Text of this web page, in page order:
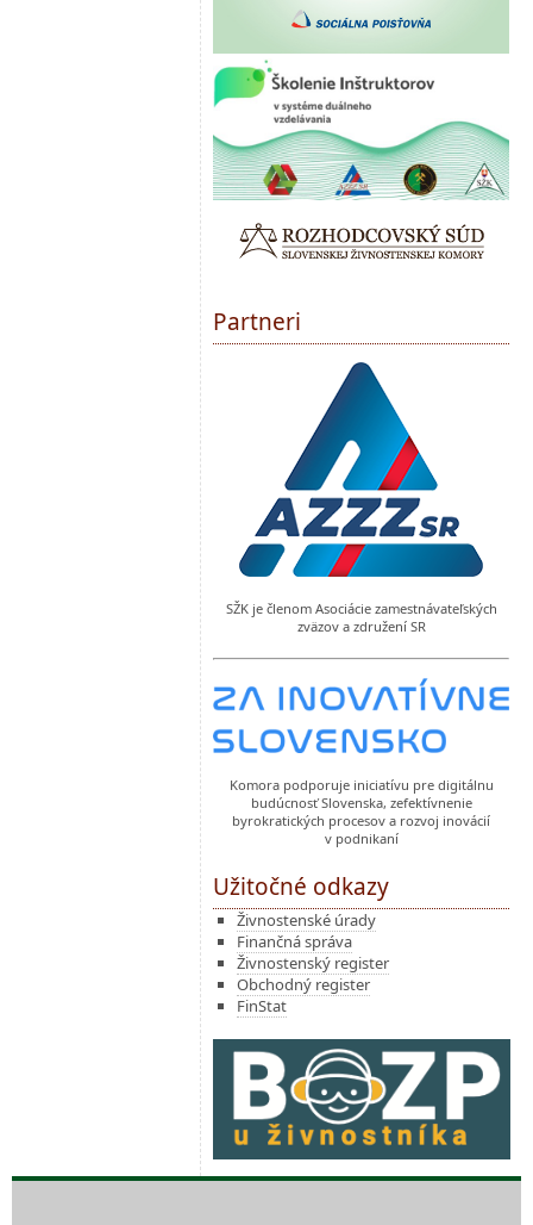
Partneri
SŽK je členom Asociácie zamestnávateľských
zväzov a združení SR
Komora podporuje iniciatívu pre digitálnu
budúcnosť Slovenska, zefektívnenie
byrokratických procesov a rozvoj inovácií
v podnikaní
Užitočné odkazy
Živnostenské úrady
Finančná správa
Živnostenský register
Obchodný register
FinStat